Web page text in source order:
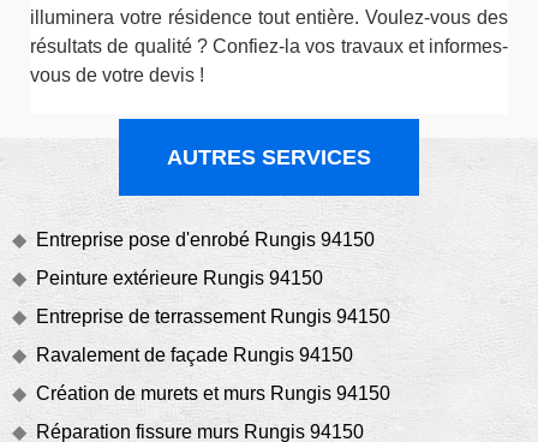
illuminera votre résidence tout entière. Voulez-vous des
résultats de qualité ? Confiez-la vos travaux et informes-
vous de votre devis !
AUTRES SERVICES
Entreprise pose d'enrobé Rungis 94150
Peinture extérieure Rungis 94150
Entreprise de terrassement Rungis 94150
Ravalement de façade Rungis 94150
Création de murets et murs Rungis 94150
Réparation fissure murs Rungis 94150